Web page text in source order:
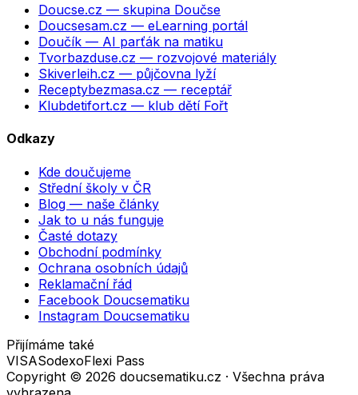
Doucse.cz — skupina Doučse
Doucsesam.cz — eLearning portál
Doučík — AI parťák na matiku
Tvorbazduse.cz — rozvojové materiály
Skiverleih.cz — půjčovna lyží
Receptybezmasa.cz — receptář
Klubdetifort.cz — klub dětí Fořt
Odkazy
Kde doučujeme
Střední školy v ČR
Blog — naše články
Jak to u nás funguje
Časté dotazy
Obchodní podmínky
Ochrana osobních údajů
Reklamační řád
Facebook Doucsematiku
Instagram Doucsematiku
Přijímáme také
VISASodexoFlexi Pass
Copyright © 2026 doucsematiku.cz · Všechna práva